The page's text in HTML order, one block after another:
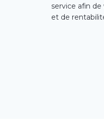
service afin
et de